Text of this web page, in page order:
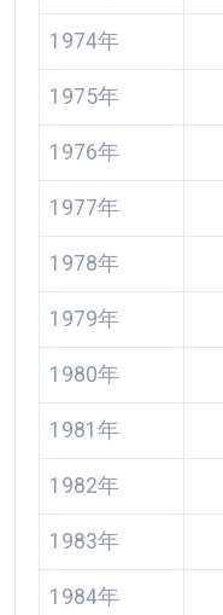
1974年
1975年
1976年
1977年
1978年
1979年
1980年
1981年
1982年
1983年
1984年